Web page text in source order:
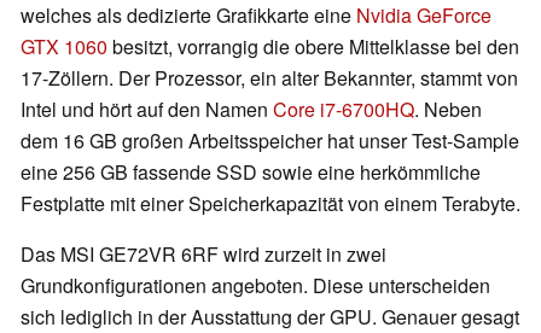
welches als dedizierte Grafikkarte eine Nvidia GeForce
GTX 1060 besitzt, vorrangig die obere Mittelklasse bei den
17-Zöllern. Der Prozessor, ein alter Bekannter, stammt von
Intel und hört auf den Namen Core i7-6700HQ. Neben
dem 16 GB großen Arbeitsspeicher hat unser Test-Sample
eine 256 GB fassende SSD sowie eine herkömmliche
Festplatte mit einer Speicherkapazität von einem Terabyte.
Das MSI GE72VR 6RF wird zurzeit in zwei
Grundkonfigurationen angeboten. Diese unterscheiden
sich lediglich in der Ausstattung der GPU. Genauer gesagt